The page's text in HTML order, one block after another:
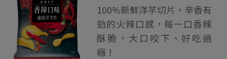
100%新鮮洋芋切片，辛香有
勁的火辣口感，每一口香辣
酥脆，大口咬下、好吃過
癮！